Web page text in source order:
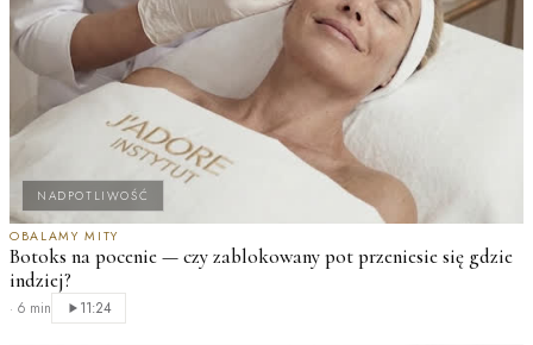
NADPOTLIWOŚĆ
OBALAMY MITY
Botoks na pocenie — czy zablokowany pot przeniesie się gdzie
indziej?
· 6 min 11:24